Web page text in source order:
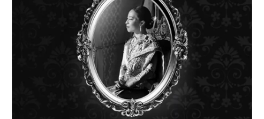
LC ADAPTER SIMPLEX LC ADAPTER DUPLEX